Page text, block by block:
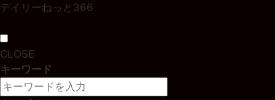
デイリーねっと366
CLOSE
キーワード